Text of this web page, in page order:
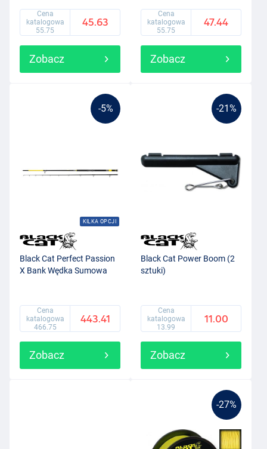
Cena
katalogowa
55.75
45.63
Zobacz
Cena
katalogowa
55.75
47.44
Zobacz
-5%
KILKA OPCJI
Black Cat Perfect Passion
X Bank Wędka Sumowa
Cena
katalogowa
466.75
443.41
Zobacz
-21%
Black Cat Power Boom (2
sztuki)
Cena
katalogowa
13.99
11.00
Zobacz
-27%